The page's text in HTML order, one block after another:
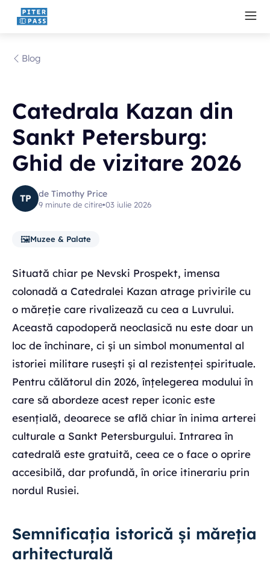
Blog
Catedrala Kazan din
Sankt Petersburg:
Ghid de vizitare 2026
TP de Timothy Price
9 minute de citire•03 iulie 2026
🖼️Muzee & Palate
Situată chiar pe Nevski Prospekt, imensa
colonadă a Catedralei Kazan atrage privirile cu
o măreție care rivalizează cu cea a Luvrului.
Această capodoperă neoclasică nu este doar un
loc de închinare, ci și un simbol monumental al
istoriei militare rusești și al rezistenței spirituale.
Pentru călătorul din 2026, înțelegerea modului în
care să abordeze acest reper iconic este
esențială, deoarece se află chiar în inima arterei
culturale a Sankt Petersburgului. Intrarea în
catedrală este gratuită, ceea ce o face o oprire
accesibilă, dar profundă, în orice itinerariu prin
nordul Rusiei.
Semnificația istorică și măreția
arhitecturală